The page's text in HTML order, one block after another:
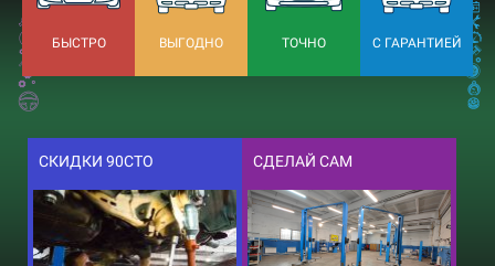
БЫСТРО ВЫГОДНО ТОЧНО С ГАРАНТИЕЙ
СКИДКИ 90СТО СДЕЛАЙ САМ